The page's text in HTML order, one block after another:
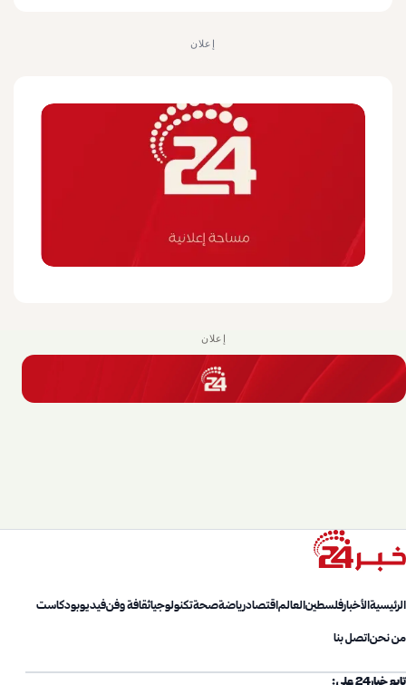
إعلان
إعلان
الرئيسيةالأخبارفلسطينالعالماقتصادرياضةصحةتكنولوجياثقافة وفنفيديوبودكاست
من نحناتصل بنا